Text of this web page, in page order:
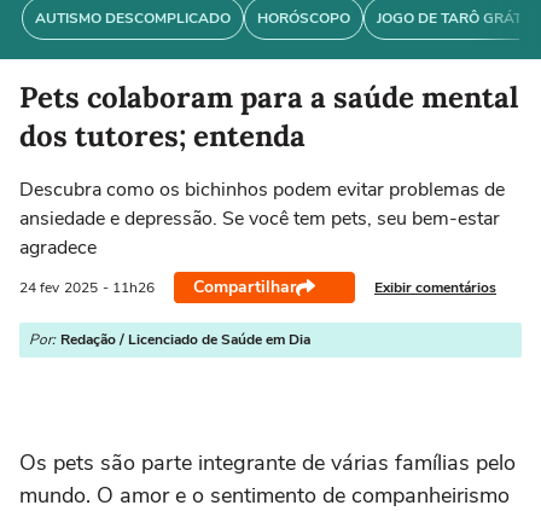
AUTISMO DESCOMPLICADO HORÓSCOPO JOGO DE TARÔ GRÁTIS
Pets colaboram para a saúde mental
dos tutores; entenda
Descubra como os bichinhos podem evitar problemas de
ansiedade e depressão. Se você tem pets, seu bem-estar
agradece
24 fev 2025 - 11h26 Compartilhar Exibir comentários
Por: Redação / Licenciado de Saúde em Dia
Os pets são parte integrante de várias famílias pelo
mundo. O amor e o sentimento de companheirismo